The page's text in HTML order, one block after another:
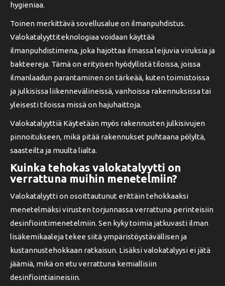
hygieniaa.
Toinen merkittävä sovellusalue on ilmanpuhdistus.
Valokatalyyttiteknologiaa voidaan käyttää
ilmanpuhdistimena, joka hajottaa ilmassa leijuvia viruksia ja
bakteereja. Tämä on erityisen hyödyllistä tiloissa, joissa
ilmanlaadun parantaminen on tärkeää, kuten toimistoissa
ja julkisissa liikennevälineissä, vanhoissa rakennuksissa tai
yleisesti tiloissa missä on hajuhaittoja.
Valokatalyyttiä Käytetään myös rakennusten julkisivujen
pinnoitukseen, mikä pitää rakennukset puhtaana pölyltä,
saasteilta ja muulta lialta.
Kuinka tehokas valokatalyytti on
verrattuna muihin menetelmiin?
Valokatalyytti on osoittautunut erittäin tehokkaaksi
menetelmäksi virusten torjunnassa verrattuna perinteisiin
desinfiointimenetelmiin. Sen kyky toimia jatkuvasti ilman
lisäkemikaaleja tekee siitä ympäristöystävällisen ja
kustannustehokkaan ratkaisun. Lisäksi valokatalyysi ei jätä
jäämiä, mikä on etu verrattuna kemiallisiin
desinfiointiaineisiin.